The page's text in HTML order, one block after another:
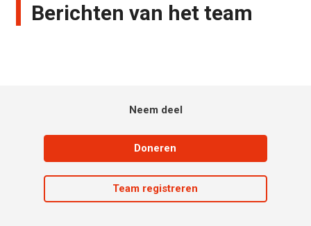
Berichten van het team
Neem deel
Doneren
Team registreren